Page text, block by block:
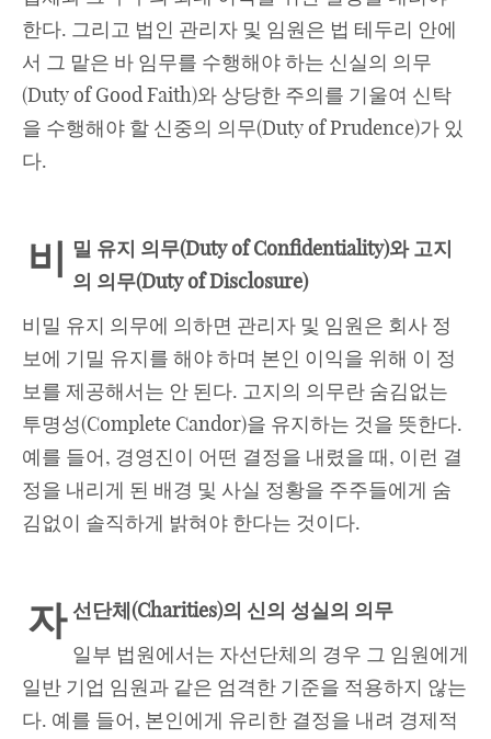
한다. 그리고 법인 관리자 및 임원은 법 테두리 안에
서 그 맡은 바 임무를 수행해야 하는 신실의 의무
(Duty of Good Faith)와 상당한 주의를 기울여 신탁
을 수행해야 할 신중의 의무(Duty of Prudence)가 있
다.
비 밀 유지 의무(Duty of Confidentiality)와 고지
의 의무(Duty of Disclosure)
비밀 유지 의무에 의하면 관리자 및 임원은 회사 정
보에 기밀 유지를 해야 하며 본인 이익을 위해 이 정
보를 제공해서는 안 된다. 고지의 의무란 숨김없는
투명성(Complete Candor)을 유지하는 것을 뜻한다.
예를 들어, 경영진이 어떤 결정을 내렸을 때, 이런 결
정을 내리게 된 배경 및 사실 정황을 주주들에게 숨
김없이 솔직하게 밝혀야 한다는 것이다.
자 선단체(Charities)의 신의 성실의 의무
일부 법원에서는 자선단체의 경우 그 임원에게
일반 기업 임원과 같은 엄격한 기준을 적용하지 않는
다. 예를 들어, 본인에게 유리한 결정을 내려 경제적